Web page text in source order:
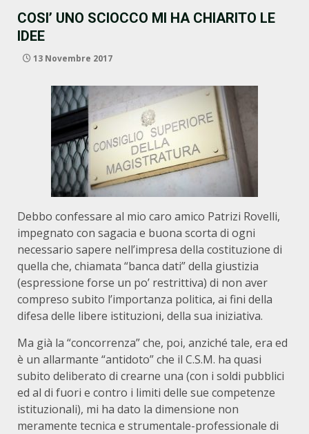
COSI’ UNO SCIOCCO MI HA CHIARITO LE
IDEE
13 Novembre 2017
Debbo confessare al mio caro amico Patrizi Rovelli,
impegnato con sagacia e buona scorta di ogni
necessario sapere nell’impresa della costituzione di
quella che, chiamata “banca dati” della giustizia
(espressione forse un po’ restrittiva) di non aver
compreso subito l’importanza politica, ai fini della
difesa delle libere istituzioni, della sua iniziativa.
Ma già la “concorrenza” che, poi, anziché tale, era ed
è un allarmante “antidoto” che il C.S.M. ha quasi
subito deliberato di crearne una (con i soldi pubblici
ed al di fuori e contro i limiti delle sue competenze
istituzionali), mi ha dato la dimensione non
meramente tecnica e strumentale-professionale di